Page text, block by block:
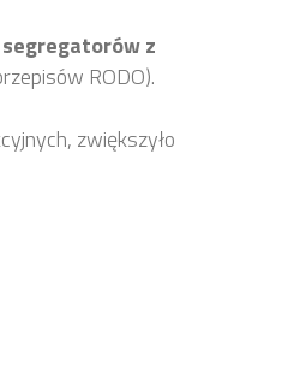
z
RODO).
zwiększyło